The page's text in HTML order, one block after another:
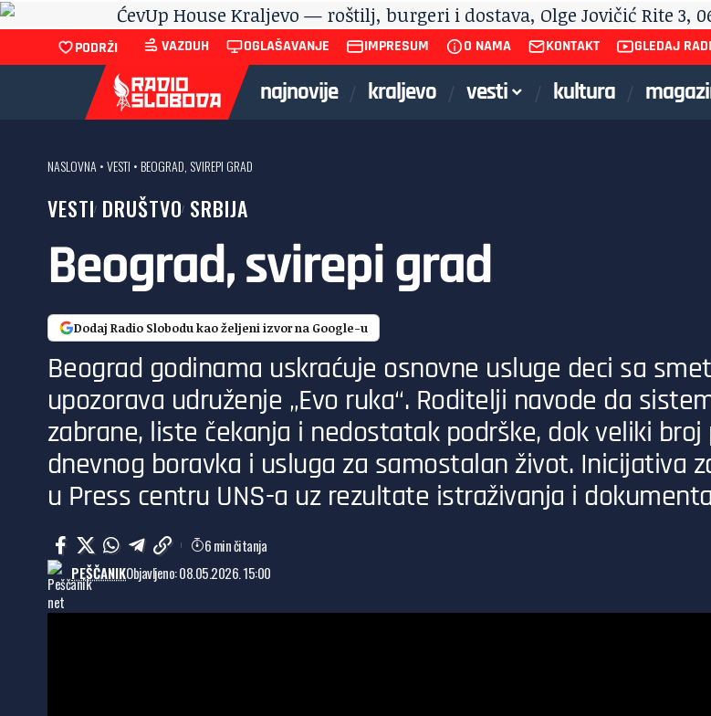
PODRŽI VAZDUH OGLAŠAVANJE IMPRESUM O NAMA KONTAKT GLEDAJ
najnovije kraljevo vesti kultura
NASLOVNA •VESTI •BEOGRAD, SVIREPI GRAD
VESTI DRUŠTVO SRBIJA
Beograd, svirepi grad
Dodaj Radio Slobodu kao željeni izvor na Google-u
Beograd godinama uskraćuje osnovne usluge deci sa
upozorava udruženje „Evo ruka“. Roditelji navode da
zabrane, liste čekanja i nedostatak podrške, dok veliki
dnevnog boravka i usluga za samostalan život. Inicijativa
u Press centru UNS-a uz rezultate istraživanja i
PEŠČANIKObjavljeno: 08.05.2026. 15:00
6 min čitanja